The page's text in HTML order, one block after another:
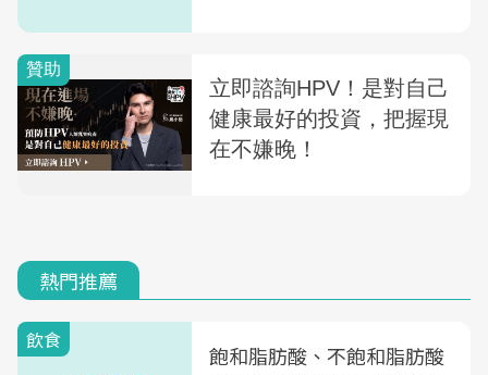
熱門推薦
飲食
飽和脂肪酸、不飽和脂肪酸